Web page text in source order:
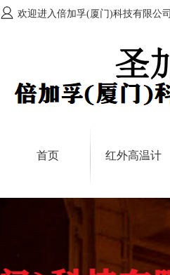
欢迎进入倍加孚(厦门)科技有限公
首页 红外高温计